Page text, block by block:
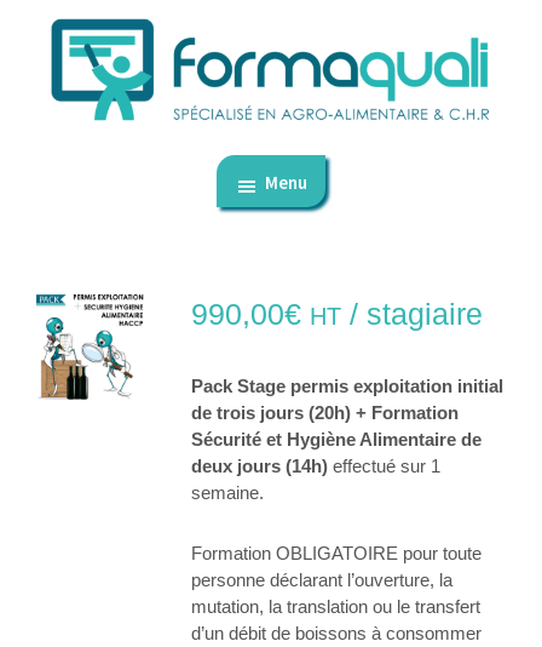
Passer
contenu
Passer
autres
métiers
de
bouche
Menu
990,00€ HT / stagiaire
Pack Stage permis exploitation initial
de trois jours (20h) + Formation
Sécurité et Hygiène Alimentaire de
deux jours (14h) effectué sur 1
semaine.
Formation OBLIGATOIRE pour toute
personne déclarant l’ouverture, la
mutation, la translation ou le transfert
d’un débit de boissons à consommer